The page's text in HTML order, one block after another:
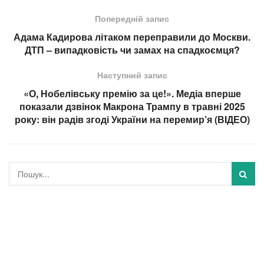
Попередній запис
Адама Кадирова літаком переправили до Москви.
ДТП – випадковість чи замах на спадкоємця?
Наступний запис
«О, Нобелівську премію за це!». Медіа вперше
показали дзвінок Макрона Трампу в травні 2025
року: він радів згоді України на перемир’я (ВIДЕО)